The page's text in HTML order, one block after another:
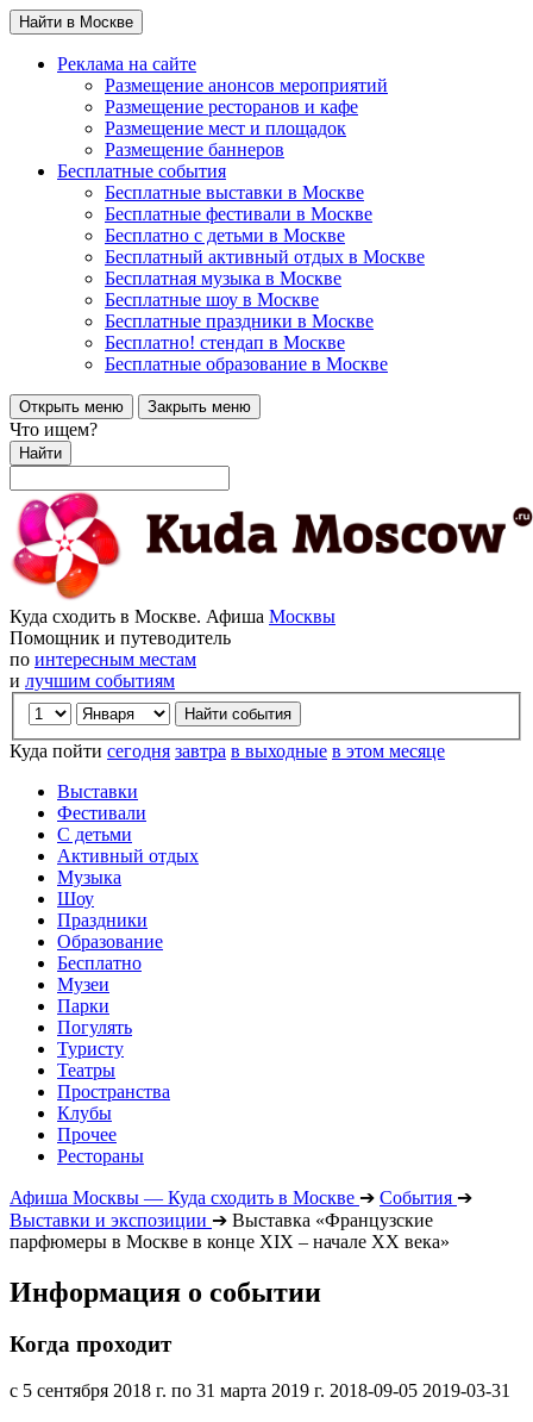
Найти в Москве
Реклама на сайте
Размещение анонсов мероприятий
Размещение ресторанов и кафе
Размещение мест и площадок
Размещение баннеров
Бесплатные события
Бесплатные выставки в Москве
Бесплатные фестивали в Москве
Бесплатно с детьми в Москве
Бесплатный активный отдых в Москве
Бесплатная музыка в Москве
Бесплатные шоу в Москве
Бесплатные праздники в Москве
Бесплатно! стендап в Москве
Бесплатные образование в Москве
Открыть меню Закрыть меню
Что ищем?
Найти
Куда сходить в Москве. Афиша Москвы
Помощник и путеводитель
по интересным местам
и лучшим событиям
Куда пойти сегодня завтра в выходные в этом месяце
Выставки
Фестивали
С детьми
Активный отдых
Музыка
Шоу
Праздники
Образование
Бесплатно
Музеи
Парки
Погулять
Туристу
Театры
Пространства
Клубы
Прочее
Рестораны
Афиша Москвы — Куда сходить в Москве ➔ События ➔
Выставки и экспозиции ➔ Выставка «Французские
парфюмеры в Москве в конце XIX – начале ХХ века»
Информация о событии
Когда проходит
с 5 сентября 2018 г. по 31 марта 2019 г. 2018-09-05 2019-03-31